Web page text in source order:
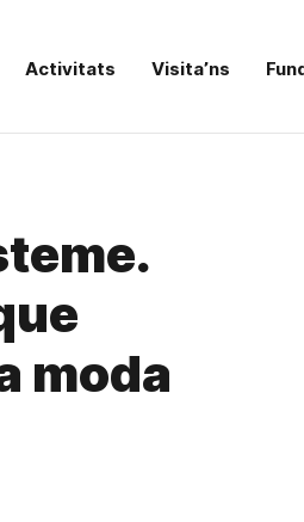
Activitats Visita’ns
moda